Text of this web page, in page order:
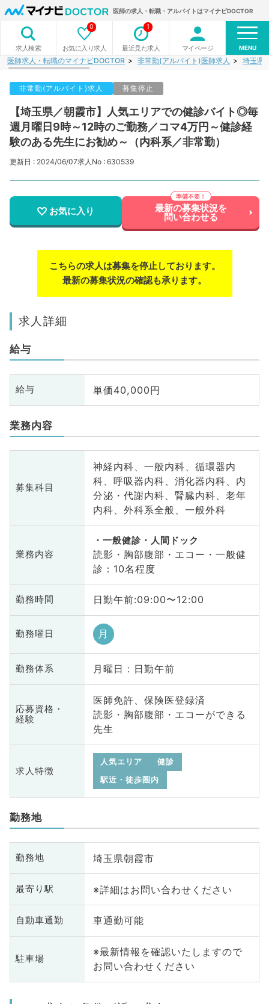
医師の求人・転職・アルバイトはマイナビDOCTOR
求人検索 お気に入り求人
0
最近見た求人
1
マイページ MENU
医師求人・転職のマイナビDOCTOR 非常勤(アルバイト)医師求人 埼玉県
非常勤(アルバイト)求人 募集停止
【埼玉県／朝霞市】人気エリアでの健診バイト◎毎
週月曜日9時～12時のご勤務／コマ4万円～健診経
験のある先生にお勧め～（内科系／非常勤）
更新日 : 2024/06/07求人No : 630539
お気に入り 最新の募集状況を
問い合わせる
こちらの求人は募集を停止しております。
最新の募集状況の確認も承ります。
求人詳細
給与
給与 単価40,000円
業務内容
募集科目
神経内科、一般内科、循環器内
科、呼吸器内科、消化器内科、内
分泌・代謝内科、腎臓内科、老年
内科、外科系全般、一般外科
業務内容
一般健診・人間ドック
読影・胸部腹部・エコー・一般健
診：10名程度
勤務時間 日勤午前:09:00〜12:00
勤務曜日 月
勤務体系 月曜日 : 日勤午前
応募資格・
経験
医師免許、保険医登録済
読影・胸部腹部・エコーができる
先生
求人特徴
人気エリア
健診
駅近・徒歩圏内
勤務地
勤務地 埼玉県朝霞市
最寄り駅 ※詳細はお問い合わせください
自動車通勤 車通勤可能
駐車場
※最新情報を確認いたしますので
お問い合わせください